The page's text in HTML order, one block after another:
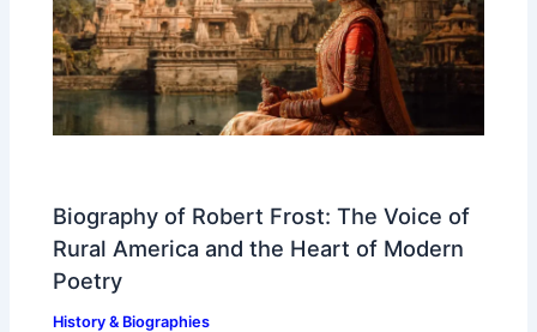
Biography of Robert Frost: The Voice of
Rural America and the Heart of Modern
Poetry
History & Biographies